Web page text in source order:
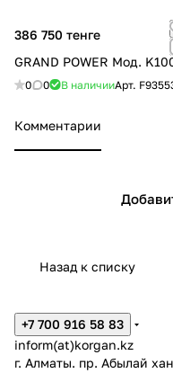
386 750 тенге
GRAND POWER Мод.
0 0 В наличииАрт.
Комментарии
Назад к списку
+7 700 916 58 83
inform(at)korgan.kz
г. Алматы. пр. Абылай